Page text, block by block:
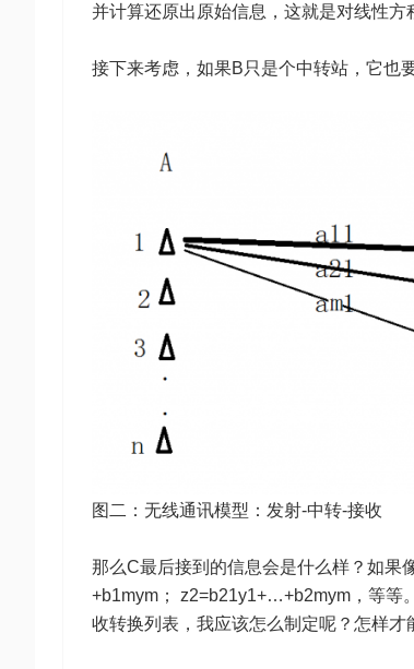
并计算还原出原始信息，这就是对线性方
接下来考虑，如果B只是个中转站，它也
图二：无线通讯模型：发射-中转-接收
那么C最后接到的信息会是什么样？如果
+b1mym； z2=b21y1+…+b2mym，等等
收转换列表，我应该怎么制定呢？怎样才